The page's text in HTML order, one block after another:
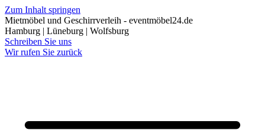
Zum Inhalt springen
Mietmöbel und Geschirrverleih - eventmöbel24.de
Hamburg | Lüneburg | Wolfsburg
Schreiben Sie uns
Wir rufen Sie zurück